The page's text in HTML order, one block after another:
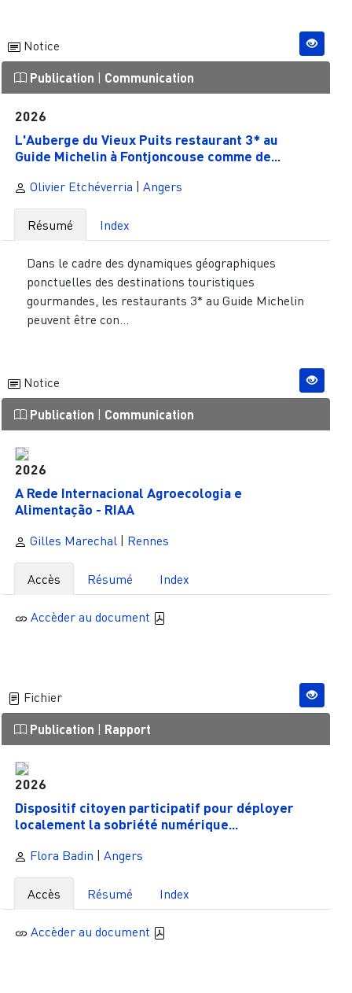
Notice
Publication Communication
2026
L'Auberge du Vieux Puits restaurant 3* au
Guide Michelin à Fontjoncouse comme de...
Olivier Etchéverria Angers
Résumé Index
Dans le cadre des dynamiques géographiques
ponctuelles des destinations touristiques
gourmandes, les restaurants 3* au Guide Michelin
peuvent être con...
Notice
Publication Communication
2026
A Rede Internacional Agroecologia e
Alimentação - RIAA
Gilles Marechal | Rennes
Accès Résumé Index
Accèder au document
Fichier
Publication Rapport
2026
Dispositif citoyen participatif pour déployer
localement la sobriété numérique...
Flora Badin | Angers
Accès Résumé Index
Accèder au document